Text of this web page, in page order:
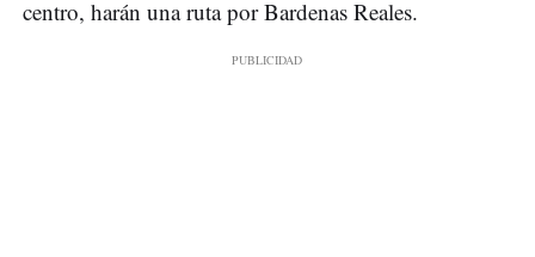
centro, harán una ruta por Bardenas Reales.